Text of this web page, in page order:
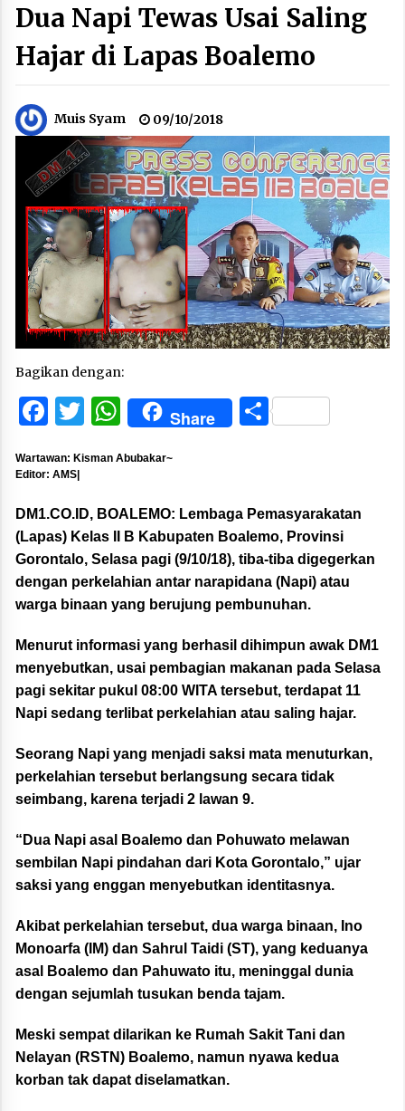
Dua Napi Tewas Usai Saling
Hajar di Lapas Boalemo
Muis Syam 09/10/2018
Bagikan dengan:
Facebook
Twitter
WhatsApp
Share Share
Wartawan: Kisman Abubakar~
Editor: AMS|
DM1.CO.ID, BOALEMO: Lembaga Pemasyarakatan
(Lapas) Kelas II B Kabupaten Boalemo, Provinsi
Gorontalo, Selasa pagi (9/10/18), tiba-tiba digegerkan
dengan perkelahian antar narapidana (Napi) atau
warga binaan yang berujung pembunuhan.
Menurut informasi yang berhasil dihimpun awak DM1
menyebutkan, usai pembagian makanan pada Selasa
pagi sekitar pukul 08:00 WITA tersebut, terdapat 11
Napi sedang terlibat perkelahian atau saling hajar.
Seorang Napi yang menjadi saksi mata menuturkan,
perkelahian tersebut berlangsung secara tidak
seimbang, karena terjadi 2 lawan 9.
“Dua Napi asal Boalemo dan Pohuwato melawan
sembilan Napi pindahan dari Kota Gorontalo,” ujar
saksi yang enggan menyebutkan identitasnya.
Akibat perkelahian tersebut, dua warga binaan, Ino
Monoarfa (IM) dan Sahrul Taidi (ST), yang keduanya
asal Boalemo dan Pahuwato itu, meninggal dunia
dengan sejumlah tusukan benda tajam.
Meski sempat dilarikan ke Rumah Sakit Tani dan
Nelayan (RSTN) Boalemo, namun nyawa kedua
korban tak dapat diselamatkan.